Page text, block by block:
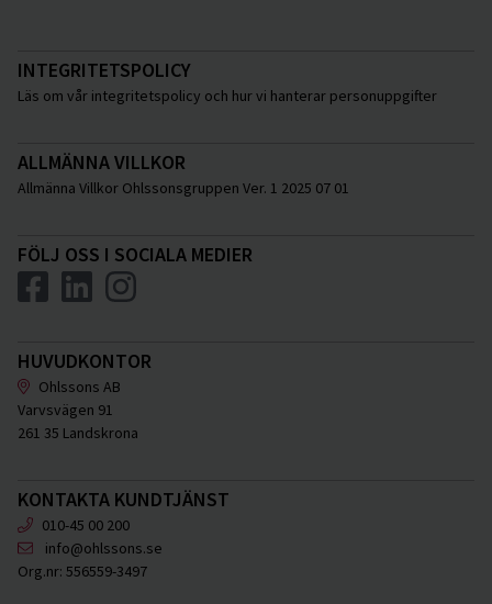
INTEGRITETSPOLICY
Läs om vår integritetspolicy och hur vi hanterar personuppgifter
ALLMÄNNA VILLKOR
Allmänna Villkor Ohlssonsgruppen Ver. 1 2025 07 01
FÖLJ OSS I SOCIALA MEDIER
HUVUDKONTOR
Ohlssons AB
Varvsvägen 91
261 35 Landskrona
KONTAKTA KUNDTJÄNST
010-45 00 200
info@ohlssons.se
Org.nr: 556559-3497